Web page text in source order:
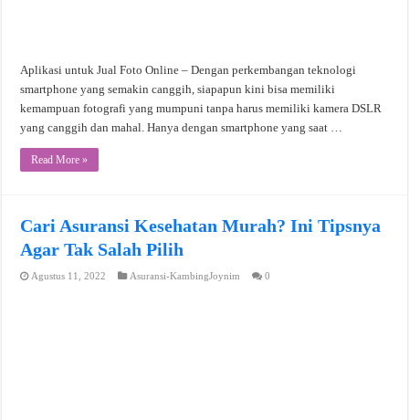
Aplikasi untuk Jual Foto Online – Dengan perkembangan teknologi
smartphone yang semakin canggih, siapapun kini bisa memiliki
kemampuan fotografi yang mumpuni tanpa harus memiliki kamera DSLR
yang canggih dan mahal. Hanya dengan smartphone yang saat …
Read More »
Cari Asuransi Kesehatan Murah? Ini Tipsnya
Agar Tak Salah Pilih
Agustus 11, 2022 Asuransi-KambingJoynim 0